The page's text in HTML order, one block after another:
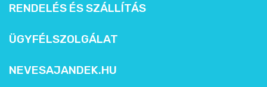
RENDELÉS ÉS SZÁLLÍTÁS
ÜGYFÉLSZOLGÁLAT
NEVESAJANDEK.HU